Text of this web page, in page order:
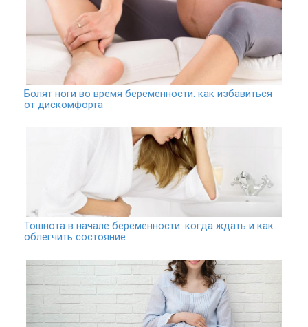
Болят ноги во время беременности: как избавиться
от дискомфорта
Тошнота в начале беременности: когда ждать и как
облегчить состояние